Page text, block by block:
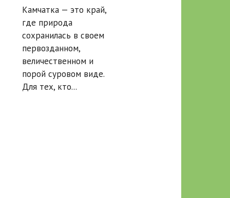
Камчатка — это край,
где природа
сохранилась в своем
первозданном,
величественном и
порой суровом виде.
Для тех, кто...